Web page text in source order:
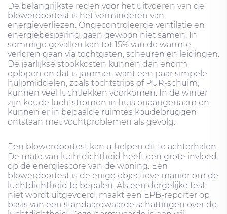
De belangrijkste reden voor het uitvoeren van de
blowerdoortest is het verminderen van
energieverliezen. Ongecontroleerde ventilatie en
energiebesparing gaan gewoon niet samen. In
sommige gevallen kan tot 15% van de warmte
verloren gaan via tochtgaten, scheuren en leidingen.
De jaarlijkse stookkosten kunnen dan enorm
oplopen en dat is jammer, want een paar simpele
hulpmiddelen, zoals tochtstrips of PUR-schuim,
kunnen veel luchtlekken voorkomen. In de winter
zijn koude luchtstromen in huis onaangenaam en
kunnen er in bepaalde ruimtes koudebruggen
ontstaan ​​met vochtproblemen als gevolg.
Een blowerdoortest kan u helpen dit te achterhalen.
De mate van luchtdichtheid heeft een grote invloed
op de energiescore van de woning. Een
blowerdoortest is de enige objectieve manier om de
luchtdichtheid te bepalen. Als een dergelijke test
niet wordt uitgevoerd, maakt een EPB-reporter op
basis van een standaardwaarde schattingen over de